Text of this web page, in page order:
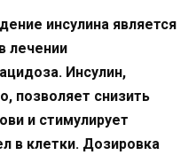
инсулина является
лечении
Инсулин,
позволяет снизить
и стимулирует
в клетки. Дозировка